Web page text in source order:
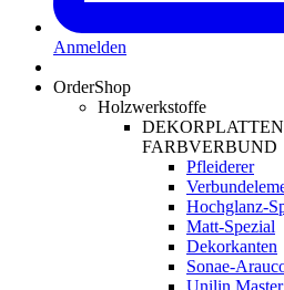
Anmelden
OrderShop
Holzwerkstoffe
FARBVERBUND
Pfleiderer
Hochglanz-
Matt-Spezial
Dekorkanten
Sonae-
Unilin